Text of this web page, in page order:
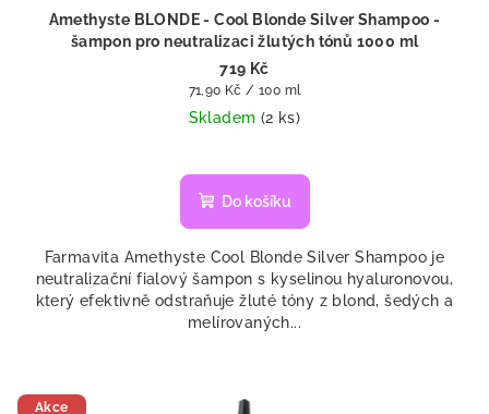
Amethyste BLONDE - Cool Blonde Silver Shampoo -
šampon pro neutralizaci žlutých tónů 1000 ml
719 Kč
Měrná
cena:
71,90 Kč / 100 ml
Skladem (2 ks)
Do košíku
Farmavita Amethyste Cool Blonde Silver Shampoo je
neutralizační fialový šampon s kyselinou hyaluronovou,
který efektivně odstraňuje žluté tóny z blond, šedých a
melírovaných...
Akce